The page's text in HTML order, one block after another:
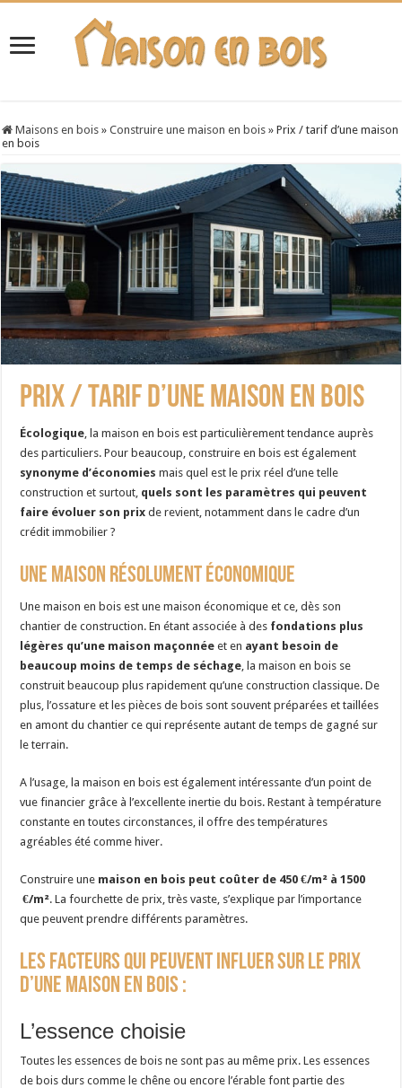
Maisons en bois » Construire une maison en bois » Prix / tarif d’une maison
en bois
Prix / tarif d’une maison en bois
Écologique , la maison en bois est particulièrement tendance auprès
des particuliers. Pour beaucoup, construire en bois est également
synonyme d’économies mais quel est le prix réel d’une telle
construction et surtout, quels sont les paramètres qui peuvent
faire évoluer son prix de revient, notamment dans le cadre d’un
crédit immobilier ?
Une maison résolument économique
Une maison en bois est une maison économique et ce, dès son
chantier de construction. En étant associée à des fondations plus
légères qu’une maison maçonnée et en ayant besoin de
beaucoup moins de temps de séchage , la maison en bois se
construit beaucoup plus rapidement qu’une construction classique. De
plus, l’ossature et les pièces de bois sont souvent préparées et taillées
en amont du chantier ce qui représente autant de temps de gagné sur
le terrain.
A l’usage, la maison en bois est également intéressante d’un point de
vue financier grâce à l’excellente inertie du bois. Restant à température
constante en toutes circonstances, il offre des températures
agréables été comme hiver.
Construire une maison en bois peut coûter de 450 €/m² à 1500
€/m². La fourchette de prix, très vaste, s’explique par l’importance
que peuvent prendre différents paramètres.
Les facteurs qui peuvent influer sur le prix
d’une maison en bois :
L’essence choisie
Toutes les essences de bois ne sont pas au même prix. Les essences
de bois durs comme le chêne ou encore l’érable font partie des